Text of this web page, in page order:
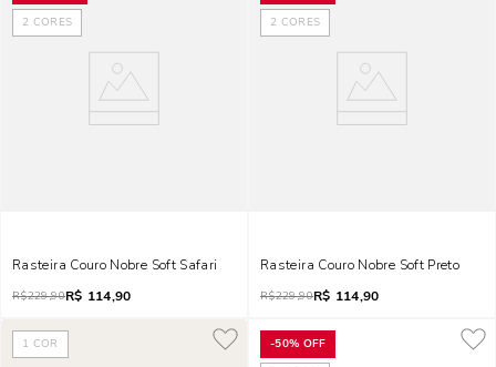
2 CORES
Rasteira Couro Nobre Soft Safari
R$229,90R$ 114,90
2 CORES
Rasteira Couro Nobre Soft Preto
R$229,90R$ 114,90
1 COR -50% OFF